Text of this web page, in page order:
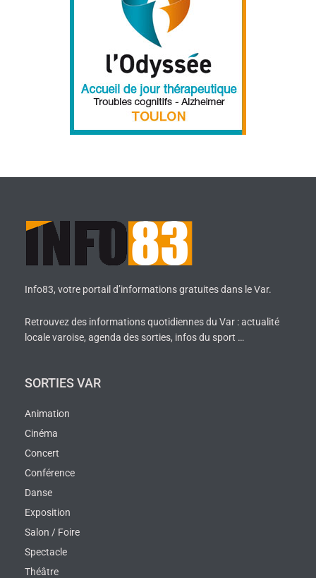
Info83, votre portail d’informations gratuites dans le Var.
Retrouvez des informations quotidiennes du Var : actualité
locale varoise, agenda des sorties, infos du sport …
SORTIES VAR
Animation
Cinéma
Concert
Conférence
Danse
Exposition
Salon / Foire
Spectacle
Théâtre